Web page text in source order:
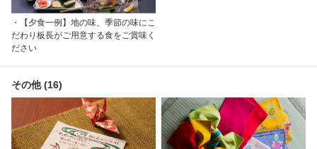
・【夕食一例】地の味、季節の味にこ
だわり板長がご用意する食をご賞味く
ださい
その他 (16)